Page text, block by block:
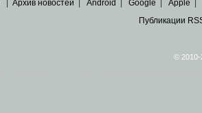
Архив новостей Android Google Apple
Публикации
© 2010-